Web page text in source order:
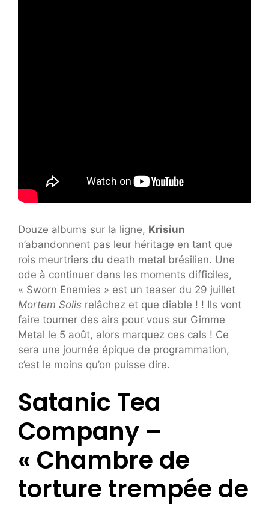
Douze albums sur la ligne, Krisiun
n’abandonnent pas leur héritage en tant que
rois meurtriers du death metal brésilien. Une
ode à continuer dans les moments difficiles,
« Sworn Enemies » est un teaser du 29 juillet
Mortem Solis relâchez et que diable ! ! Ils vont
faire tourner des airs pour vous sur Gimme
Metal le 5 août, alors marquez ces cals ! Ce
sera une journée épique de programmation,
c’est le moins qu’on puisse dire.
Satanic Tea
Company –
« Chambre de
torture trempée de